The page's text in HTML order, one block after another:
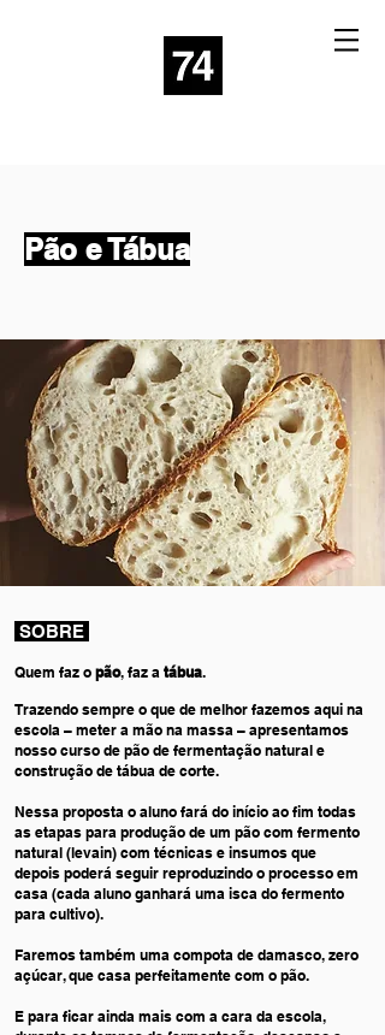
Pão e Tábua
​​​ SOBRE
Quem faz o pão, faz a tábua.
Trazendo sempre o que de melhor fazemos aqui na
escola – meter a mão na massa – apresentamos
nosso curso de pão de fermentação natural e
construção de tábua de corte.
Nessa proposta o aluno fará do início ao fim todas
as etapas para produção de um pão com fermento
natural (levain) com técnicas e insumos que
depois poderá seguir reproduzindo o processo em
casa (cada aluno ganhará uma isca do fermento
para cultivo).
Faremos também uma compota de damasco, zero
açúcar, que casa perfeitamente com o pão.
E para ficar ainda mais com a cara da escola,